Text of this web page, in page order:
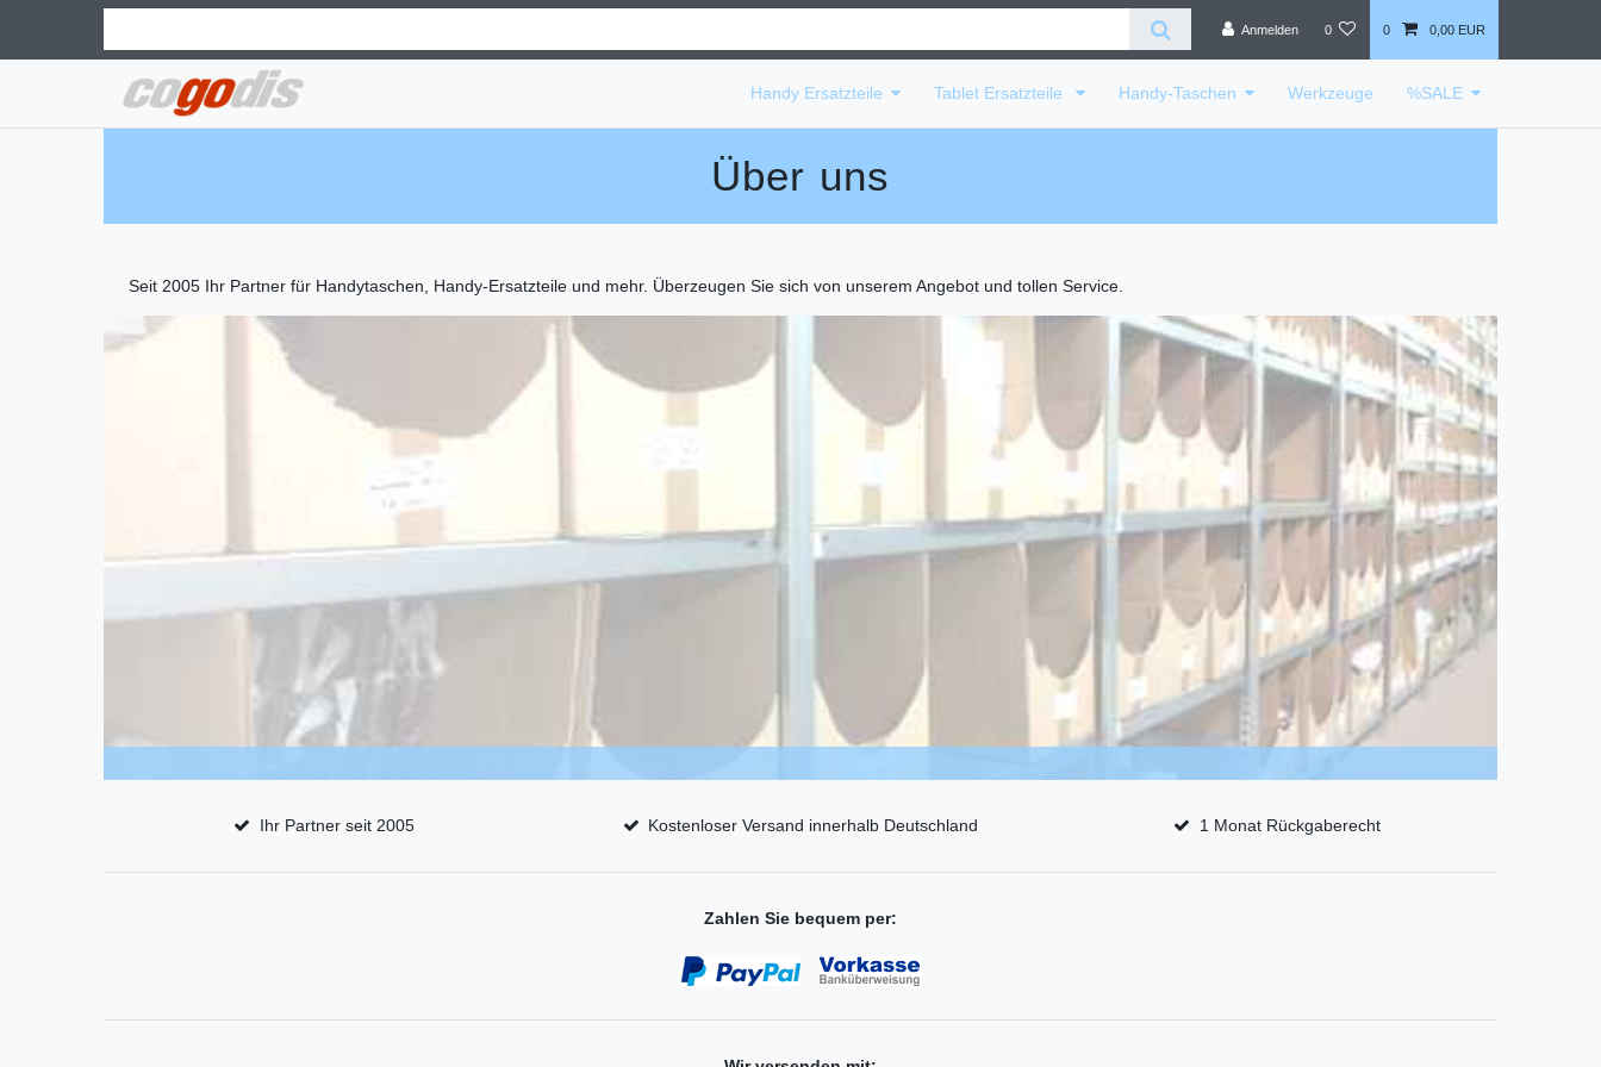
Anmelden 0 0 0,00 EUR
Handy Ersatzteile Tablet Ersatzteile Handy-Taschen Werkzeuge %SALE
Über uns
Seit 2005 Ihr Partner für Handytaschen, Handy-Ersatzteile und mehr. Überzeugen Sie sich von unserem Angebot und tollen Service.
Ihr Partner seit 2005 Kostenloser Versand innerhalb Deutschland 1 Monat Rückgaberecht
Zahlen Sie bequem per: